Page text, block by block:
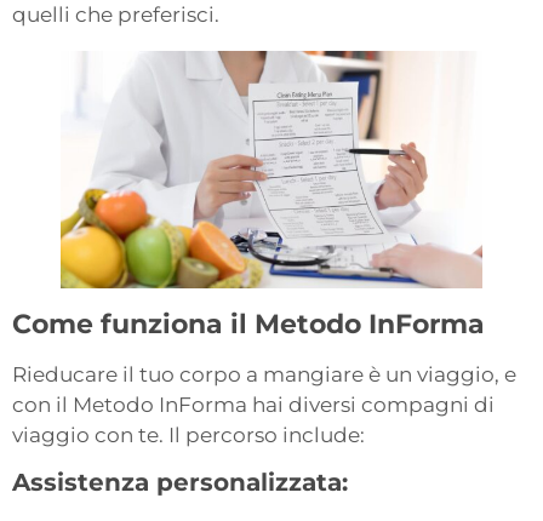
quelli che preferisci.
Come funziona il Metodo InForma
Rieducare il tuo corpo a mangiare è un viaggio, e
con il Metodo InForma hai diversi compagni di
viaggio con te. Il percorso include:
Assistenza personalizzata: